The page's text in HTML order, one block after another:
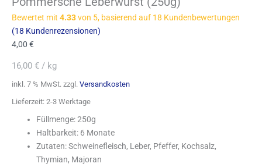
Bewertet mit 4.33von 5, basierend auf 18 Kundenbewertungen
(18 Kundenrezensionen)
4,00 €
16,00 € / kg
inkl. 7 % MwSt. zzgl. Versandkosten
Lieferzeit: 2-3 Werktage
Füllmenge: 250g
Haltbarkeit: 6 Monate
Zutaten: Schweinefleisch, Leber, Pfeffer, Kochsalz,
Thymian, Majoran